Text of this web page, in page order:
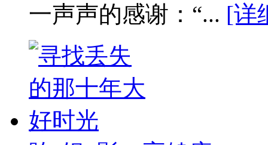
一声声的感谢：“... [详